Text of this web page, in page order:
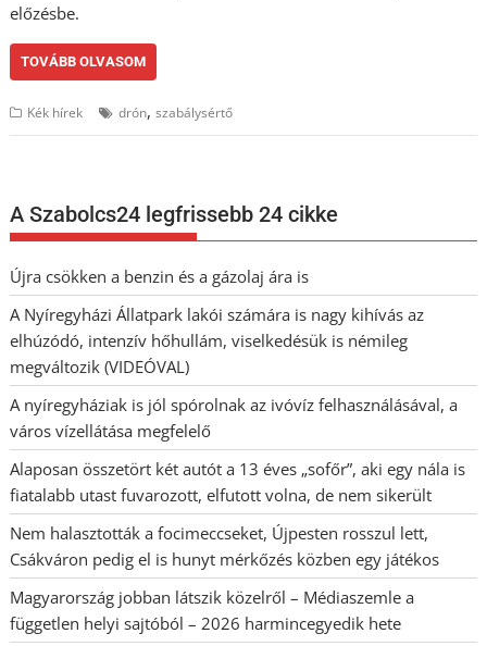
előzésbe.
TOVÁBB OLVASOM
Kék hírek drón,szabálysértő
A Szabolcs24 legfrissebb 24 cikke
Újra csökken a benzin és a gázolaj ára is
A Nyíregyházi Állatpark lakói számára is nagy kihívás az
elhúzódó, intenzív hőhullám, viselkedésük is némileg
megváltozik (VIDEÓVAL)
A nyíregyháziak is jól spórolnak az ivóvíz felhasználásával, a
város vízellátása megfelelő
Alaposan összetört két autót a 13 éves „sofőr”, aki egy nála is
fiatalabb utast fuvarozott, elfutott volna, de nem sikerült
Nem halasztották a focimeccseket, Újpesten rosszul lett,
Csákváron pedig el is hunyt mérkőzés közben egy játékos
Magyarország jobban látszik közelről – Médiaszemle a
független helyi sajtóból – 2026 harmincegyedik hete